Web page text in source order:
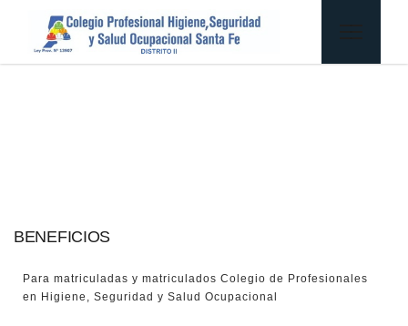
BENEFICIOS
Para matriculadas y matriculados Colegio de Profesionales
en Higiene, Seguridad y Salud Ocupacional